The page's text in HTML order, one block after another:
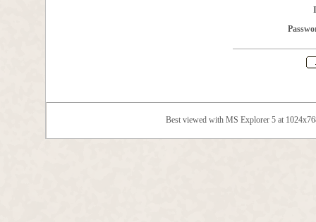
Best viewed with MS Explorer 5 at